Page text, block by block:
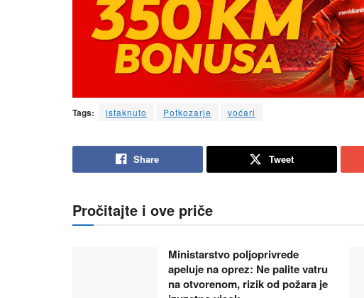
Tags: istaknuto Potkozarje voćari
Share Tweet
Pročitajte i ove priče
Ministarstvo poljoprivrede
apeluje na oprez: Ne palite vatru
na otvorenom, rizik od požara je